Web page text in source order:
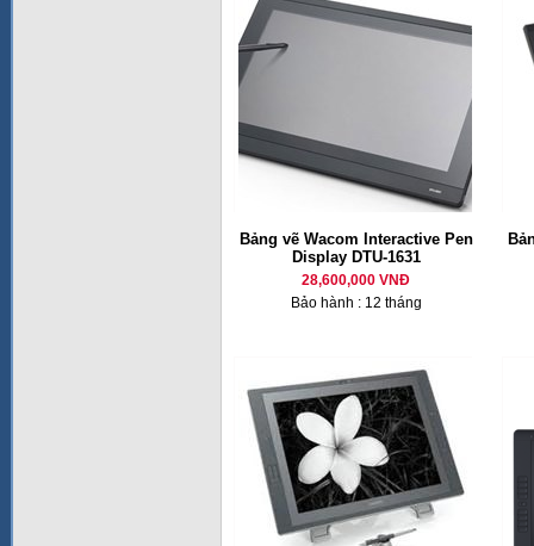
Bảng vẽ Wacom Interactive Pen
Display DTU-1631
28,600,000 VNĐ
Bảo hành : 12 tháng